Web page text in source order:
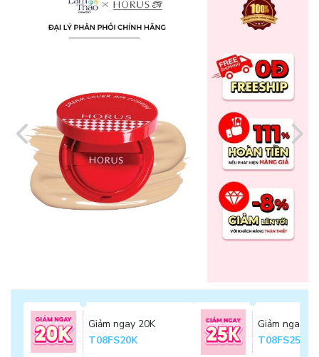
Giảm ngay 20K
T08FS20K
Giảm ngay
T08FS25K